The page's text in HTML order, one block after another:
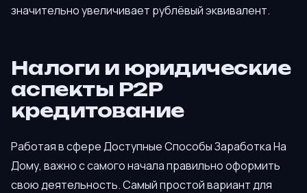
значительно увеличивает рублёвый эквивалент.
Налоги и юридические
аспекты P2P
кредитование
Работая в сфере Доступные Способы Заработка На
Дому, важно с самого начала правильно оформить
свою деятельность. Самый простой вариант для